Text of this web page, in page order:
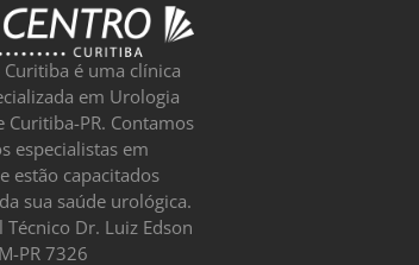
é uma clínica
em Urologia
Curitiba-PR. Contamos
especialistas em
estão capacitados
sua saúde urológica.
Técnico Dr. Luiz Edson
PR 7326